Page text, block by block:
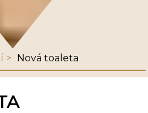
Nová toaleta